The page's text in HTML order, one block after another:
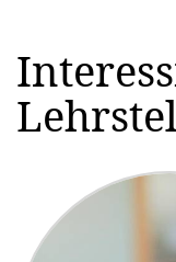
Verpflegung
– im
6